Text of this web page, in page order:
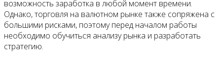
возможность заработка в любой момент времени.
Однако, торговля на валютном рынке также сопряжена с
большими рисками, поэтому перед началом работы
необходимо обучиться анализу рынка и разработать
стратегию.